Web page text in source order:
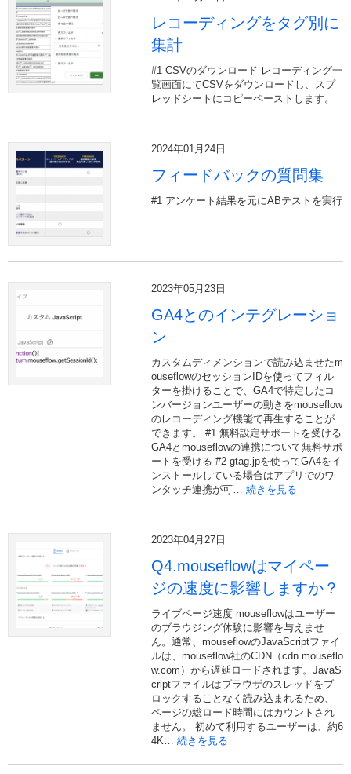
レコーディングをタグ別に
集計
#1 CSVのダウンロード レコーディング一
覧画面にてCSVをダウンロードし、スプ
レッドシートにコピーペーストします。
2024年01月24日
フィードバックの質問集
#1 アンケート結果を元にABテストを実行
2023年05月23日
GA4とのインテグレーショ
ン
カスタムディメンションで読み込ませたm
ouseflowのセッションIDを使ってフィル
ターを掛けることで、GA4で特定したコ
ンバージョンユーザーの動きをmouseflow
のレコーディング機能で再生することが
できます。 #1 無料設定サポートを受ける
GA4とmouseflowの連携について無料サポ
ートを受ける #2 gtag.jpを使ってGA4をイ
ンストールしている場合はアプリでのワ
ンタッチ連携が可… 続きを見る
2023年04月27日
Q4.mouseflowはマイペー
ジの速度に影響しますか？
ライブページ速度 mouseflowはユーザー
のブラウジング体験に影響を与えませ
ん。通常、mouseflowのJavaScriptファイ
ルは、mouseflow社のCDN（cdn.mouseflo
w.com）から遅延ロードされます。JavaS
criptファイルはブラウザのスレッドをブ
ロックすることなく読み込まれるため、
ページの総ロード時間にはカウントされ
ません。 初めて利用するユーザーは、約6
4K… 続きを見る